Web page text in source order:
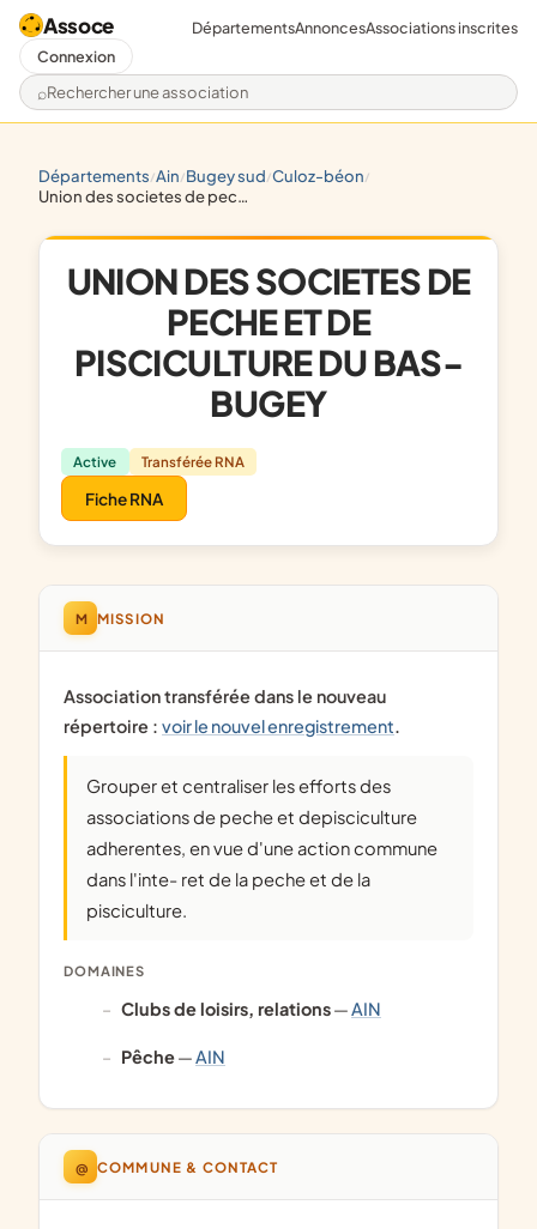
Assoce
Rechercher une association
DépartementsAnnoncesAssociations inscrites
Connexion
départements/ ain/ bugey sud/ culoz-béon/
union des societes de peche et de pisciculture du bas-bugey
UNION DES SOCIETES DE
PECHE ET DE
PISCICULTURE DU BAS-
BUGEY
Active Transférée RNA
Fiche RNA
M MISSION
Association transférée dans le nouveau
répertoire : voir le nouvel enregistrement.
Grouper et centraliser les efforts des
associations de peche et depisciculture
adherentes, en vue d'une action commune
dans l'inte- ret de la peche et de la
pisciculture.
DOMAINES
clubs de loisirs, relations—AIN
pêche—AIN
@ COMMUNE & CONTACT